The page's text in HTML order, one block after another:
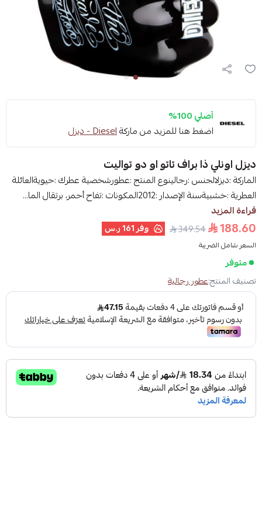
أصلي 100%
اضغط هنا للمزيد من ماركةDiesel - ديزل
ديزل اونلي ذا براف تاتو او دو تواليت
الماركة :ديزلالجنس :رجالينوع المنتج :عطورشخصية عطرك :حيويةالعائلة
العطرية :خشبيةسنة الإصدار :2012المكونات :تفاح أحمر، برتقال الما...
قراءة المزيد
188.60
349.54 وفر161 ر.س
السعر شامل الضريبة
متوفر
تصنيف المنتج:عطور رجالية